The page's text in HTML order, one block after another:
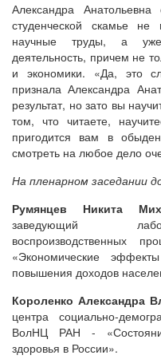
Александра Анатольевна
студенческой скамье
научные труды, а уже
деятельность, причем не
и экономики. «Да, это
признала Александра
результат, но зато вы
том, что читаете,
пригодится вам в
смотреть на любое дело
На пленарном заседании
Румянцев Никита
заведующий
«Экономические
повышения доходов
Короленко Александра
центра социально-
ВолНЦ РАН -
здоровья в России».